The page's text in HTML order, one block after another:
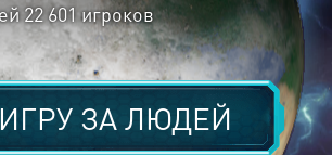
22 601 игроков
ЗАЛЮДЕЙ